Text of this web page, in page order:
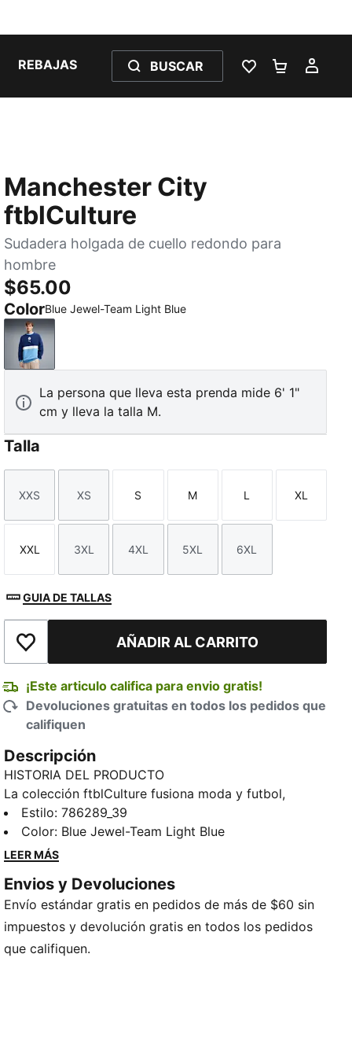
REBAJAS BUSCAR
LISTA DE
Manchester City
ftblCulture
Sudadera holgada de cuello redondo para
hombre
$65.00
ColorBlue Jewel-Team Light Blue
Blue Jewel-Team Light Blue
La persona que lleva esta prenda mide 6' 1"
cm y lleva la talla M.
Talla
Talla
XXS
Talla
XS
Talla
S
Talla
M
Talla
L
Talla
XL
Talla
XXL
Talla
3XL
Talla
4XL
Talla
5XL
Talla
6XL
GUIA DE TALLAS
Añadir a la lista de deseosAÑADIR AL CARRITO
¡Este articulo califica para envio gratis!
Devoluciones gratuitas en todos los pedidos que
califiquen
Descripción
HISTORIA DEL PRODUCTO
La colección ftblCulture fusiona moda y futbol, ​​
celebrando la herencia del club con un diseño audaz
y un estilo atemporal. Con su corte holgado y
detalles del Manchester City, esta sudadera le da un
CARACTERÍSTICAS Y BENEFICIOS
Producto fabricado con al menos un 20 % de
algodón reciclado
DETALLES
Estilo:786289_39
Color: Blue Jewel-Team Light Blue
LEER MÁS
Envios y Devoluciones
Envío estándar gratis en pedidos de más de $60 sin
impuestos y devolución gratis en todos los pedidos
que califiquen.